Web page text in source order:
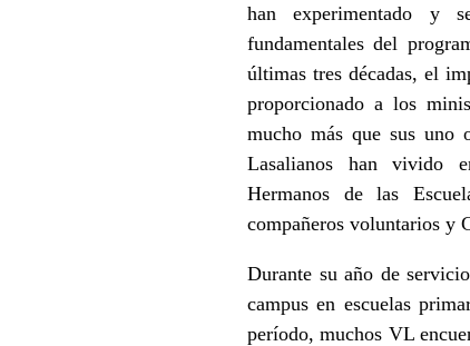
han experimentado y
fundamentales del
últimas tres décadas, el
proporcionado a los
mucho más que sus uno
Lasalianos han vivido
Hermanos de las
compañeros voluntarios y
Durante su año de
campus en escuelas
período, muchos VL